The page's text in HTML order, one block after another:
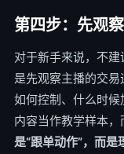
第四步：先观
对于新手来说，不
是先观察主播的交
如何控制、什么时
内容当作教学样本，
是“跟单动作”，而是